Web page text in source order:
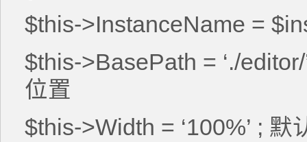
$this->InstanceName =
$this->BasePath = ‘./
位置
$this->Width = ‘100%’ ; 默